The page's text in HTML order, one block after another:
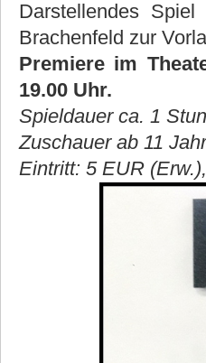
Darstellendes
Brachenfeld zur
Premiere im
19.00 Uhr.
Spieldauer ca. 1
Zuschauer ab 11
Eintritt: 5 EUR